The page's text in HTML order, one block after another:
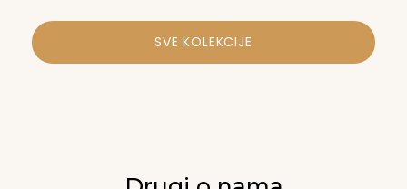
SVE KOLEKCIJE